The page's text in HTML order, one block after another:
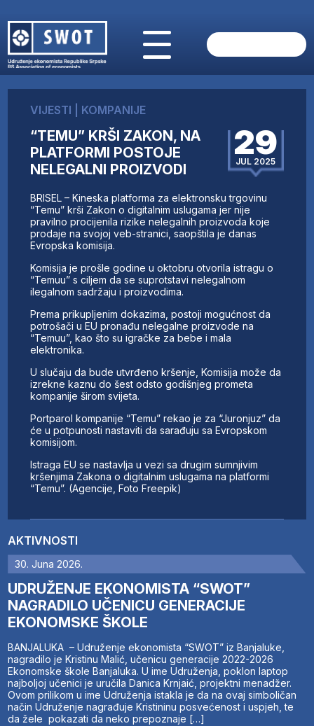
O NAMA
AKTUELNO
ANALIZE
KOMPANIJE
FINANSIJE
IZ STRANIH MEDIJA
AKTIVNOSTI
SWOT INTERVJU
UČLANI SE
KONTAKT
AKTIVNOSTI
30. Juna 2026.
UDRUŽENJE EKONOMISTA “SWOT”
NAGRADILO UČENICU GENERACIJE
EKONOMSKE ŠKOLE
BANJALUKA – Udruženje ekonomista “SWOT” iz Banjaluke,
nagradilo je Kristinu Malić, učenicu generacije 2022-2026
Ekonomske škole Banjaluka. U ime Udruženja, poklon laptop
najboljoj učenici je uručila Danica Krnjaić, projektni menadžer.
Ovom prilikom u ime Udruženja istakla je da na ovaj simboličan
način Udruženje nagrađuje Kristininu posvećenost i uspjeh, te
da žele pokazati da neko prepoznaje […]
VIJESTI KOMPANIJE
“TEMU” KRŠI ZAKON, NA
PLATFORMI POSTOJE
NELEGALNI PROIZVODI
29
JUL 2025
BRISEL – Kineska platforma za elektronsku trgovinu
“Temu” krši Zakon o digitalnim uslugama jer nije
pravilno procijenila rizike nelegalnih proizvoda koje
prodaje na svojoj veb-stranici, saopštila je danas
Evropska komisija.
Komisija je prošle godine u oktobru otvorila istragu o
“Temuu” s ciljem da se suprotstavi nelegalnom
ilegalnom sadržaju i proizvodima.
Prema prikupljenim dokazima, postoji mogućnost da
potrošači u EU pronađu nelegalne proizvode na
“Temuu”, kao što su igračke za bebe i mala
elektronika.
U slučaju da bude utvrđeno kršenje, Komisija može da
izrekne kaznu do šest odsto godišnjeg prometa
kompanije širom svijeta.
Portparol kompanije “Temu” rekao je za “Juronjuz” da
će u potpunosti nastaviti da sarađuju sa Evropskom
komisijom.
Istraga EU se nastavlja u vezi sa drugim sumnjivim
kršenjima Zakona o digitalnim uslugama na platformi
“Temu”. (Agencije, Foto Freepik)